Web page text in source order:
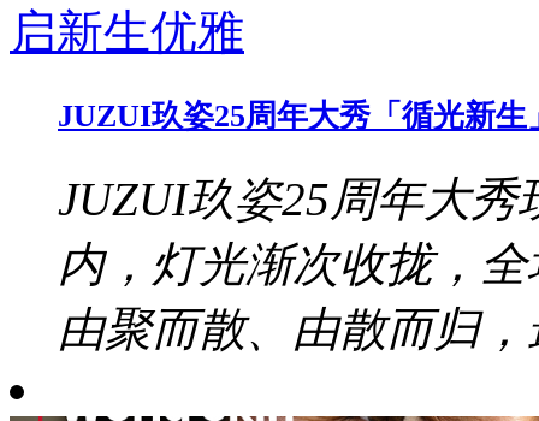
JUZUI玖姿25周年大秀「循光新
JUZUI玖姿25周年大秀
内，灯光渐次收拢，
由聚而散、由散而归